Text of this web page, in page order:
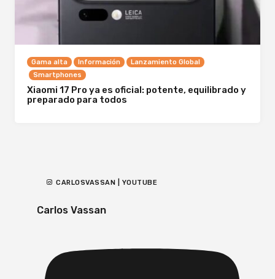
Gama alta Información
Lanzamiento Global
Smartphones
Xiaomi 17 Pro ya es oficial: potente, equilibrado y
preparado para todos
CARLOSVASSAN | YOUTUBE
Carlos Vassan